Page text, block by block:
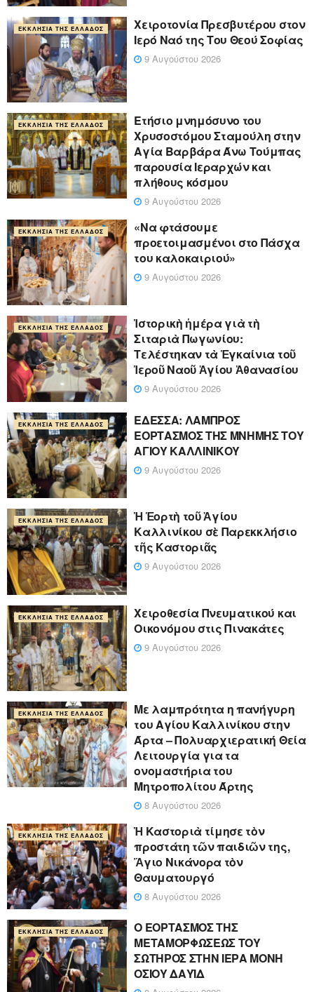
ΕΚΚΛΗΣΊΑ ΤΗΣ ΕΛΛΆΔΟΣ
Χειροτονία Πρεσβυτέρου στον
Ιερό Ναό της Του Θεού Σοφίας
9 Αυγούστου 2026
ΕΚΚΛΗΣΊΑ ΤΗΣ ΕΛΛΆΔΟΣ
Ετήσιο μνημόσυνο του
Χρυσοστόμου Σταμούλη στην
Αγία Βαρβάρα Άνω Τούμπας
παρουσία Ιεραρχών και
πλήθους κόσμου
9 Αυγούστου 2026
ΕΚΚΛΗΣΊΑ ΤΗΣ ΕΛΛΆΔΟΣ
«Να φτάσουμε
προετοιμασμένοι στο Πάσχα
του καλοκαιριού»
9 Αυγούστου 2026
ΕΚΚΛΗΣΊΑ ΤΗΣ ΕΛΛΆΔΟΣ
Ἱστορικὴ ἡμέρα γιὰ τὴ
Σιταριὰ Πωγωνίου:
Τελέστηκαν τὰ Ἐγκαίνια τοῦ
Ἱεροῦ Ναοῦ Ἁγίου Ἀθανασίου
9 Αυγούστου 2026
ΕΚΚΛΗΣΊΑ ΤΗΣ ΕΛΛΆΔΟΣ
ΕΔΕΣΣΑ: ΛΑΜΠΡΟΣ
ΕΟΡΤΑΣΜΟΣ ΤΗΣ ΜΝΗΜΗΣ ΤΟΥ
ΑΓΙΟΥ ΚΑΛΛΙΝΙΚΟΥ
9 Αυγούστου 2026
ΕΚΚΛΗΣΊΑ ΤΗΣ ΕΛΛΆΔΟΣ
Ἡ Ἑορτὴ τοῦ Ἁγίου
Καλλινίκου σὲ Παρεκκλήσιο
τῆς Καστοριᾶς
9 Αυγούστου 2026
ΕΚΚΛΗΣΊΑ ΤΗΣ ΕΛΛΆΔΟΣ
Χειροθεσία Πνευματικού και
Οικονόμου στις Πινακάτες
9 Αυγούστου 2026
ΕΚΚΛΗΣΊΑ ΤΗΣ ΕΛΛΆΔΟΣ
Με λαμπρότητα η πανήγυρη
του Αγίου Καλλινίκου στην
Άρτα – Πολυαρχιερατική Θεία
Λειτουργία για τα
ονομαστήρια του
Μητροπολίτου Άρτης
8 Αυγούστου 2026
ΕΚΚΛΗΣΊΑ ΤΗΣ ΕΛΛΆΔΟΣ
Ἡ Καστοριὰ τίμησε τὸν
προστάτη τῶν παιδιῶν της,
Ἅγιο Νικάνορα τὸν
Θαυματουργό
8 Αυγούστου 2026
ΕΚΚΛΗΣΊΑ ΤΗΣ ΕΛΛΆΔΟΣ
Ο ΕΟΡΤΑΣΜΟΣ ΤΗΣ
ΜΕΤΑΜΟΡΦΩΣΕΩΣ ΤΟΥ
ΣΩΤΗΡΟΣ ΣΤΗΝ ΙΕΡΑ ΜΟΝΗ
ΟΣΙΟΥ ΔΑΥΪΔ